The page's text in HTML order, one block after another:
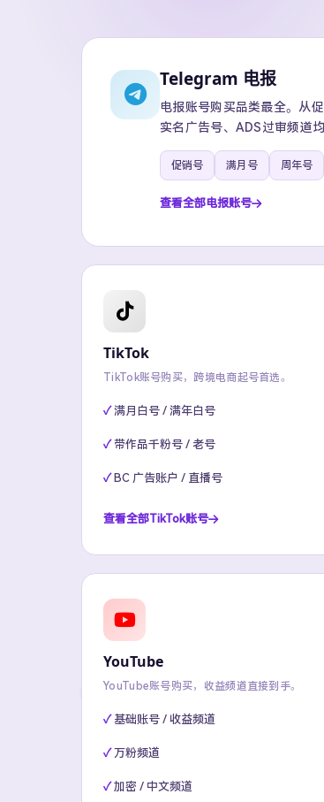
Telegram 电报
电报账号购买品类最全。从
实名广告号、ADS过审频道
促销号 满月号 周年号
查看全部电报账号
TikTok
TikTok账号购买，跨境电商起号首选。
满月白号 / 满年白号
带作品千粉号 / 老号
BC 广告账户 / 直播号
查看全部TikTok账号
YouTube
YouTube账号购买，收益频道直接到手。
基础账号 / 收益频道
万粉频道
加密 / 中文频道